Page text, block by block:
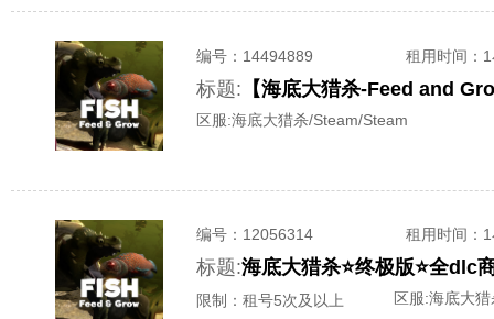
编号： 14494889 租用时间 ：
标题: 【海底大猎杀-Feed and
区服:海底大猎杀/Steam/Steam
编号： 12056314 租用时间 ：
标题:海底大猎杀⭐终极版⭐全dlc
限制：租号5次及以上 区服:海底大